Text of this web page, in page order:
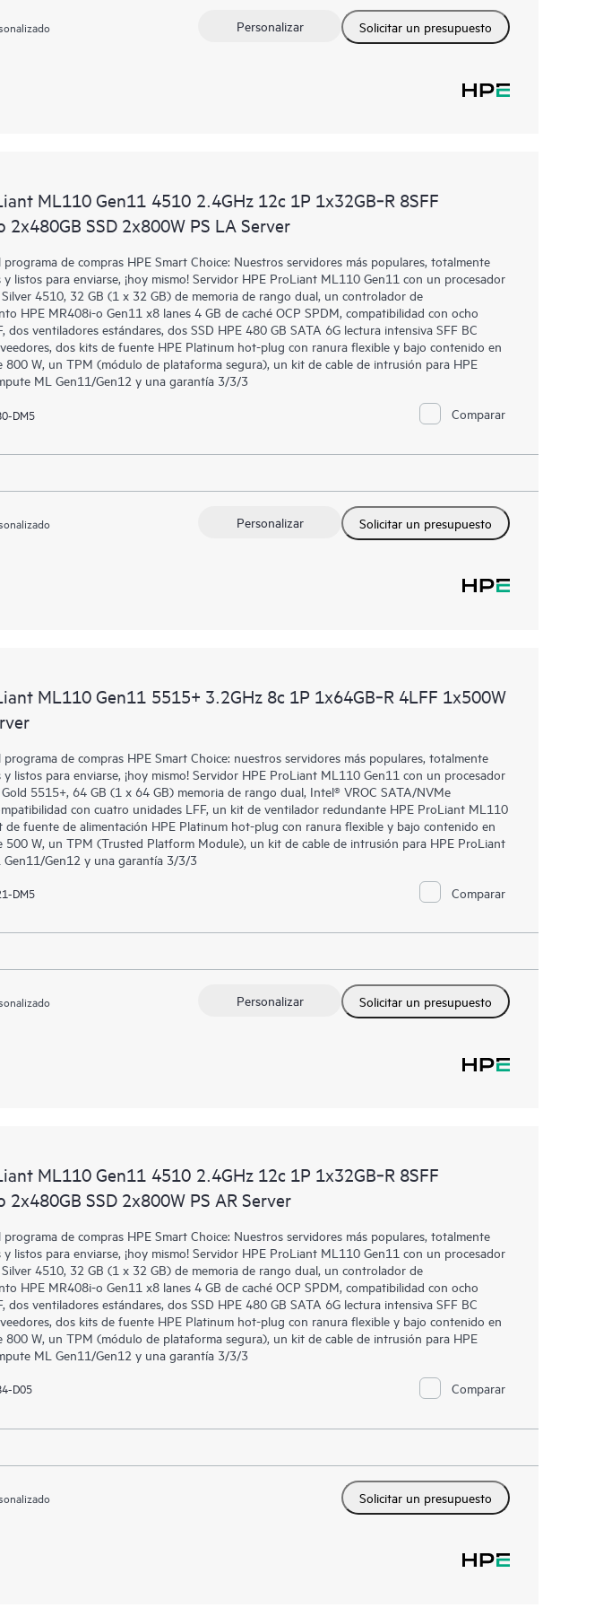
Solicitar un presupuesto
Personalizar
ML110 Gen11 4510 2.4GHz 12c 1P 1x32GB‑R 8SFF
2x480GB SSD 2x800W PS LA Server
programa de compras HPE Smart Choice: Nuestros servidores más populares, totalmente
listos para enviarse, ¡hoy mismo! Servidor HPE ProLiant ML110 Gen11 con un procesador
4510, 32 GB (1 x 32 GB) de memoria de rango dual, un controlador de
HPE MR408i-o Gen11 x8 lanes 4 GB de caché OCP SPDM, compatibilidad con ocho
dos ventiladores estándares, dos SSD HPE 480 GB SATA 6G lectura intensiva SFF BC
dos kits de fuente HPE Platinum hot-plug con ranura flexible y bajo contenido en
800 W, un TPM (módulo de plataforma segura), un kit de cable de intrusión para HPE
ML Gen11/Gen12 y una garantía 3/3/3
DM5 Comparar
Solicitar un presupuesto
Personalizar
ML110 Gen11 5515+ 3.2GHz 8c 1P 1x64GB‑R 4LFF 1x500W
programa de compras HPE Smart Choice: nuestros servidores más populares, totalmente
listos para enviarse, ¡hoy mismo! Servidor HPE ProLiant ML110 Gen11 con un procesador
5515+, 64 GB (1 x 64 GB) memoria de rango dual, Intel® VROC SATA/NVMe
con cuatro unidades LFF, un kit de ventilador redundante HPE ProLiant ML110
de fuente de alimentación HPE Platinum hot-plug con ranura flexible y bajo contenido en
500 W, un TPM (Trusted Platform Module), un kit de cable de intrusión para HPE ProLiant
Gen12 y una garantía 3/3/3
DM5 Comparar
Solicitar un presupuesto
Personalizar
ML110 Gen11 4510 2.4GHz 12c 1P 1x32GB‑R 8SFF
2x480GB SSD 2x800W PS AR Server
programa de compras HPE Smart Choice: Nuestros servidores más populares, totalmente
listos para enviarse, ¡hoy mismo! Servidor HPE ProLiant ML110 Gen11 con un procesador
4510, 32 GB (1 x 32 GB) de memoria de rango dual, un controlador de
HPE MR408i-o Gen11 x8 lanes 4 GB de caché OCP SPDM, compatibilidad con ocho
dos ventiladores estándares, dos SSD HPE 480 GB SATA 6G lectura intensiva SFF BC
dos kits de fuente HPE Platinum hot-plug con ranura flexible y bajo contenido en
800 W, un TPM (módulo de plataforma segura), un kit de cable de intrusión para HPE
ML Gen11/Gen12 y una garantía 3/3/3
D05 Comparar
Solicitar un presupuesto